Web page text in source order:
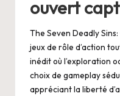
ouvert
The Seven Deadly
jeux de rôle d’action
inédit où l’exploration
choix de gameplay
appréciant la liberté